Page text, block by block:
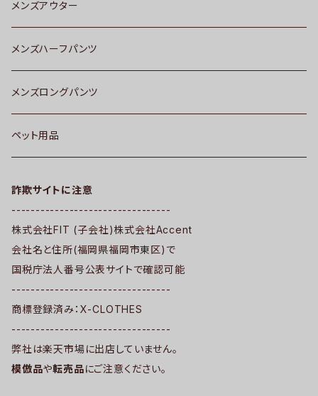
メンズアウター
メンズハーフパンツ
メンズロングパンツ
ペット用品
詐欺サイトに注意
---------------------------------
株式会社FIT (子会社)株式会社Accent
会社名と住所(福岡県福岡市東区)で
国税庁法人番号公表サイトで確認可能
---------------------------------
商標登録済み：X-CLOTHES
---------------------------------
弊社は楽天市場に出店していません。
模倣品や転売品にご注意ください。